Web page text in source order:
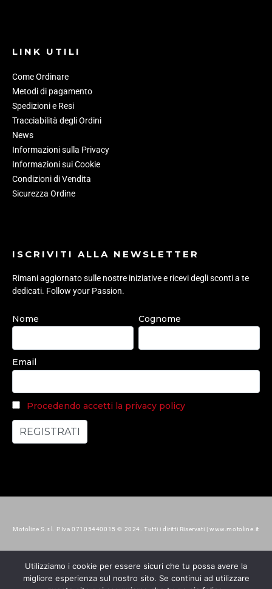
LINK UTILI
Come Ordinare
Metodi di pagamento
Spedizioni e Resi
Tracciabilità degli Ordini
News
Informazioni sulla Privacy
Informazioni sui Cookie
Condizioni di Vendita
Sicurezza Ordine
ISCRIVITI ALLA NEWSLETTER
Rimani aggiornato sulle nostre iniziative e ricevi degli sconti a te
dedicati. Follow your Passion.
Nome Cognome
Email
Procedendo accetti la privacy policy
Motoline S.r.l. P.Iva 07105440015 © 2024. Tutti i diritti Riservati | www.motoline.it
Utilizziamo i cookie per essere sicuri che tu possa avere la
migliore esperienza sul nostro sito. Se continui ad utilizzare